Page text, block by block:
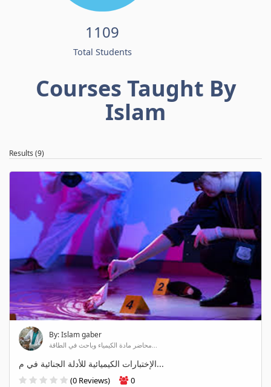
1109
Total Students
Courses Taught By
Islam
Results (9)
By: Islam gaber
محاضر مادة الكيمياء وباحث في الطاقة...
الإختبارات الكيميائية للأدلة الجنائية في م...
(0 Reviews) 0